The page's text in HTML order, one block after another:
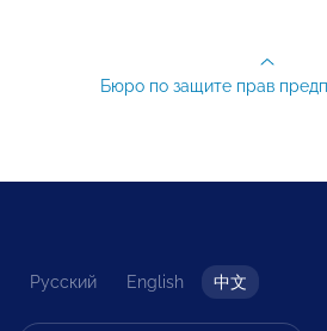
Бюро по защите прав
Русский English 中文